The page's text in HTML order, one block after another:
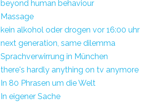
beyond human behaviour
Massage
kein alkohol oder drogen vor 16:00 uhr
next generation, same dilemma
Sprachverwirrung in München
there's hardly anything on tv anymore
In 80 Phrasen um die Welt
In eigener Sache